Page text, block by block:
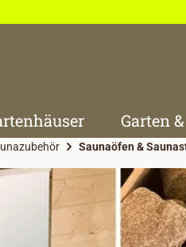
Garten
Saunaöfen &